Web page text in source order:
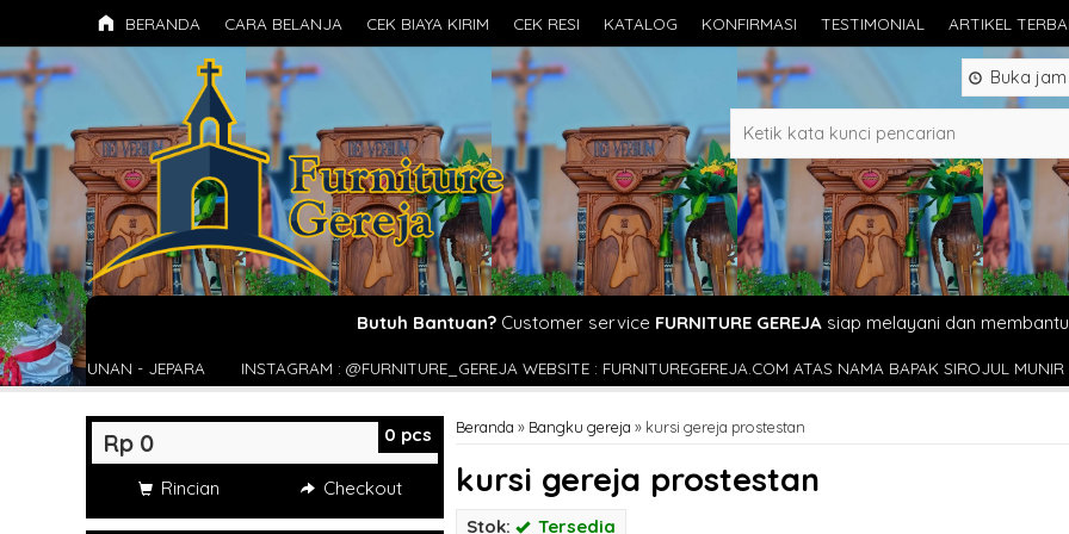
BERANDA CARA BELANJA CEK BIAYA KIRIM CEK RESI KATALOG KONFIRMASI TESTIMONIAL ARTIKEL
Buka
Butuh Bantuan?Customer service FURNITURE GEREJAsiap melayani dan
INSTAGRAM : @FURNITURE_GEREJA WEBSITE : FURNITUREGEREJA.COM ATAS NAMA BAPAK SIROJUL MUNIR INSTAGRAM :
Beranda » Bangku gereja » kursi gereja prostestan
kursi gereja prostestan
Stok: Tersedia
0 pcs
Rp 0
Rincian Checkout